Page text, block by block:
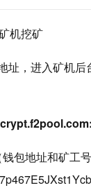
机挖矿
址，进入矿机
钱包地址和矿工